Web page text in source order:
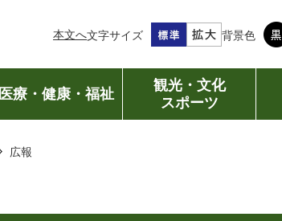
本文へ文字サイズ 背景色
医療・健康・福祉
観光・文化
スポーツ
広報